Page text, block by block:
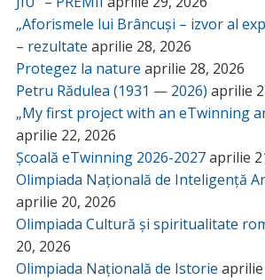
„Aforismele lui Brâncuși – izvor al
– rezultate aprilie 28, 2026
Protegez la nature aprilie 28, 2026
Petru Rădulea (1931 — 2026) aprilie
„My first project with an eTwinning
aprilie 22, 2026
Școală eTwinning 2026-2027aprilie
Olimpiada Națională de Inteligență
aprilie 20, 2026
Olimpiada Cultură și spiritualitate
20, 2026
Olimpiada Națională de Istorie aprilie